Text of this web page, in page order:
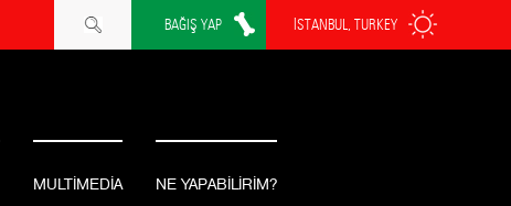
İSTANBUL, TURKEY
BAĞIŞ YAP
MULTİMEDİA NE YAPABİLİRİM?